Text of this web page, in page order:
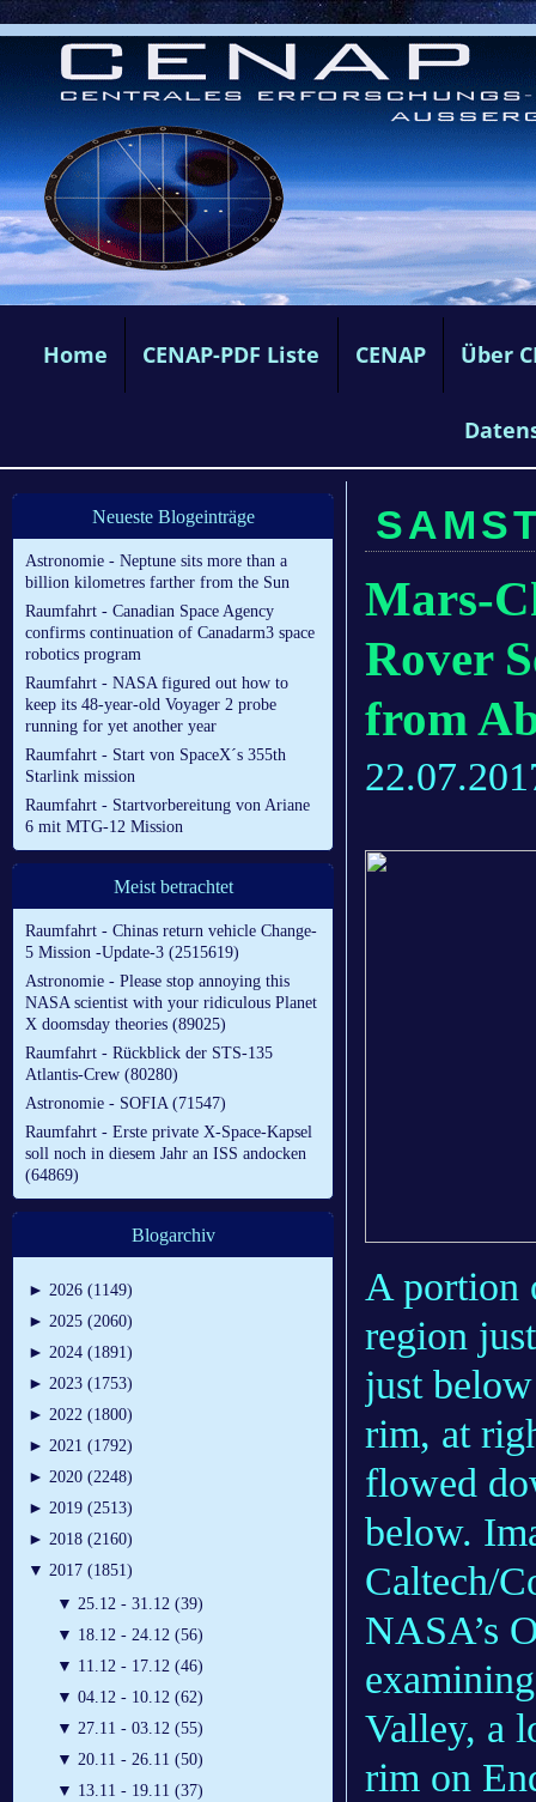
Home CENAP-PDF Liste CENAP Über
Neueste Blogeinträge
Astronomie - Neptune sits more than a
billion kilometres farther from the Sun
Raumfahrt - Canadian Space Agency
confirms continuation of Canadarm3 space
robotics program
Raumfahrt - NASA figured out how to
keep its 48-year-old Voyager 2 probe
running for yet another year
Raumfahrt - Start von SpaceX´s 355th
Starlink mission
Raumfahrt - Startvorbereitung von Ariane
6 mit MTG-12 Mission
Meist betrachtet
Raumfahrt - Chinas return vehicle Change-
5 Mission -Update-3 (2515619)
Astronomie - Please stop annoying this
NASA scientist with your ridiculous Planet
X doomsday theories (89025)
Raumfahrt - Rückblick der STS-135
Atlantis-Crew (80280)
Astronomie - SOFIA (71547)
Raumfahrt - Erste private X-Space-Kapsel
soll noch in diesem Jahr an ISS andocken
(64869)
Blogarchiv
► 2026 (1149)
► 2025 (2060)
► 2024 (1891)
► 2023 (1753)
► 2022 (1800)
► 2021 (1792)
► 2020 (2248)
► 2019 (2513)
► 2018 (2160)
▼ 2017 (1851)
▼ 25.12 - 31.12 (39)
▼ 18.12 - 24.12 (56)
▼ 11.12 - 17.12 (46)
▼ 04.12 - 10.12 (62)
▼ 27.11 - 03.12 (55)
▼ 20.11 - 26.11 (50)
▼ 13.11 - 19.11 (37)
Mars-
Rover
from
A portion
region
just
rim, at
flowed
below.
Caltech/
NASA’s
Valley, a
rim on